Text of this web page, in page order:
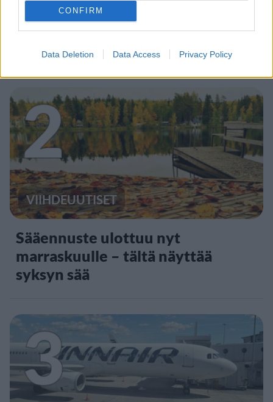
CONFIRM
Data Deletion Data Access Privacy Policy
Leskeneläke ei kuulu kaikille –
Kela muistuttaa tärkeästä
ikärajasta
2
VIIHDEUUTISET
Sääennuste ulottuu nyt
marraskuulle – tältä näyttää
syksyn sää
3